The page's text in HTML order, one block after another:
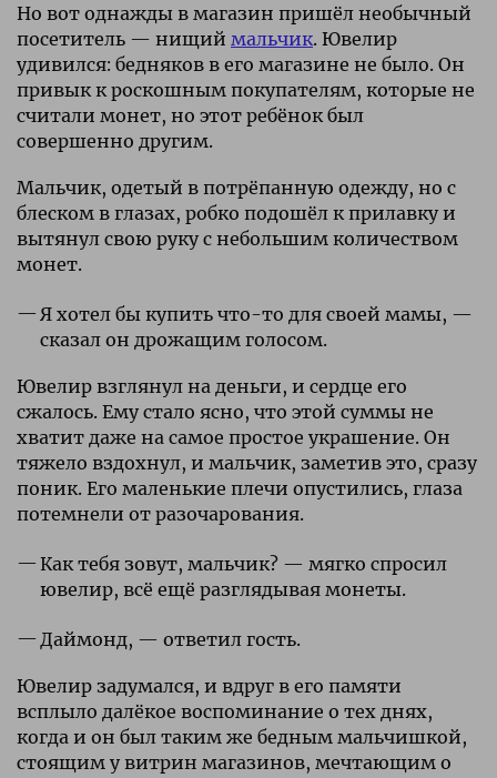
Но вот однажды в магазин пришёл необычный
посетитель — нищий мальчик. Ювелир
удивился: бедняков в его магазине не было. Он
привык к роскошным покупателям, которые не
считали монет, но этот ребёнок был
совершенно другим.
Мальчик, одетый в потрёпанную одежду, но с
блеском в глазах, робко подошёл к прилавку и
вытянул свою руку с небольшим количеством
монет.
Я хотел бы купить что-то для своей мамы, —
сказал он дрожащим голосом.
Ювелир взглянул на деньги, и сердце его
сжалось. Ему стало ясно, что этой суммы не
хватит даже на самое простое украшение. Он
тяжело вздохнул, и мальчик, заметив это, сразу
поник. Его маленькие плечи опустились, глаза
потемнели от разочарования.
Как тебя зовут, мальчик? — мягко спросил
ювелир, всё ещё разглядывая монеты.
Даймонд, — ответил гость.
Ювелир задумался, и вдруг в его памяти
всплыло далёкое воспоминание о тех днях,
когда и он был таким же бедным мальчишкой,
стоящим у витрин магазинов, мечтающим о